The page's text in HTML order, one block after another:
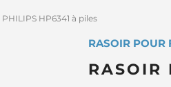
HP6341 à piles
RASOIR POUR
RASOIR